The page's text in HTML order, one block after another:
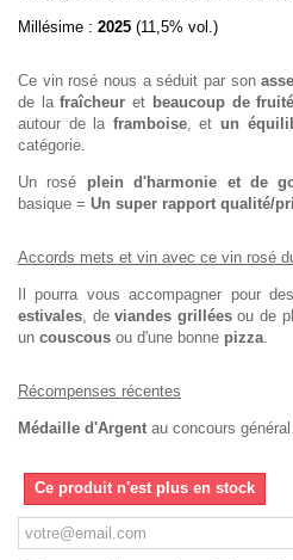
Millésime : 2025 (11,5% vol.)
Ce vin rosé nous a séduit par son
de lafraîcheur et beaucoup de fruité
autour de la framboise, et un
catégorie.
Un rosé plein d'harmonie et de
basique = Un super rapport qualité/
Accords mets et vin avec ce vin rosé
Il pourra vous accompagner pour
estivales , deviandes grilléesou de
un couscous ou d'une bonne pizza
Récompenses récentes
Médaille d'Argent au concours
Ce produit n'est plus en stock